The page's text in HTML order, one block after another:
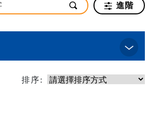
進階
排序: